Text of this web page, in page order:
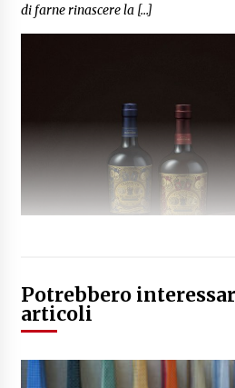
di farne rinascere la […]
Potrebbero
articoli